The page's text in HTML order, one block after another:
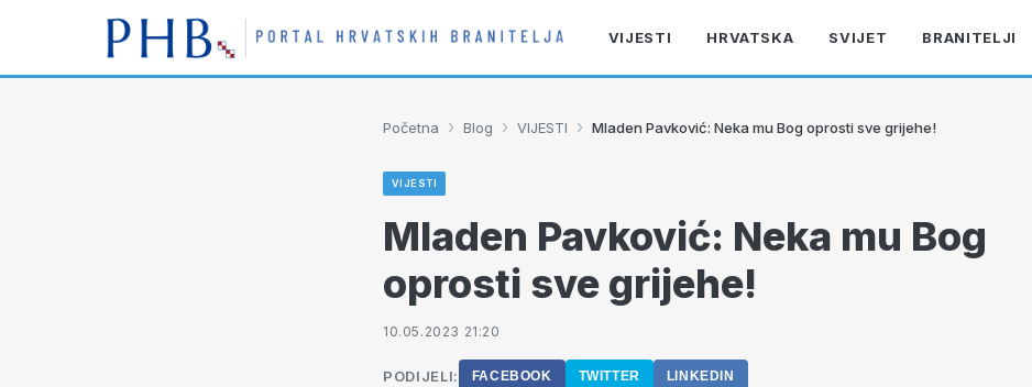
VIJESTI HRVATSKA SVIJET BRANITELJI
Početna › Blog › VIJESTI › Mladen Pavković: Neka mu Bog oprosti sve grijehe!
VIJESTI
Mladen Pavković: Neka mu Bog
oprosti sve grijehe!
10.05.2023 21:20
PODIJELI: FACEBOOK TWITTER LINKEDIN